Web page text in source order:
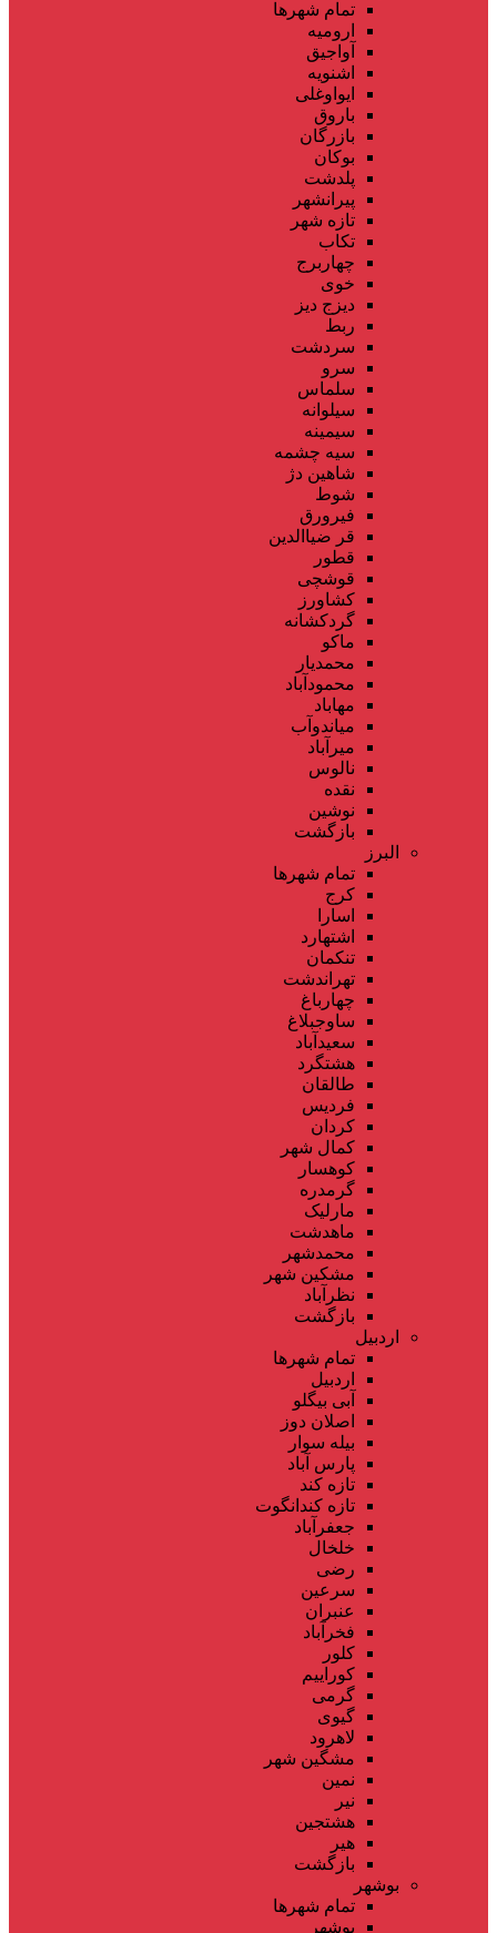
تمام شهر‌ها
ارومیه
آواجیق
اشنویه
ایواوغلی
باروق
بازرگان
بوکان
پلدشت
پیرانشهر
تازه شهر
تکاب
چهاربرج
خوی
دیزج دیز
ربط
سردشت
سرو
سلماس
سیلوانه
سیمینه
سیه چشمه
شاهین دژ
شوط
فیرورق
قر ضیاالدین
قطور
قوشچی
کشاورز
گردکشانه
ماکو
محمدیار
محمودآباد
مهاباد
میاندوآب
میرآباد
نالوس
نقده
نوشین
بازگشت
البرز
تمام شهر‌ها
کرج
اسارا
اشتهارد
تنکمان
تهراندشت
چهارباغ
ساوجبلاغ
سعیدآباد
هشتگرد
طالقان
فردیس
کردان
کمال شهر
کوهسار
گرمدره
مارلیک
ماهدشت
محمدشهر
مشکین شهر
نظرآباد
بازگشت
اردبیل
تمام شهر‌ها
اردبیل
آبی بیگلو
اصلان دوز
بیله سوار
پارس آباد
تازه کند
تازه کندانگوت
جعفرآباد
خلخال
رضی
سرعین
عنبران
فخرآباد
کلور
کوراییم
گرمی
گیوی
لاهرود
مشگین شهر
نمین
نیر
هشتجین
هیر
بازگشت
بوشهر
تمام شهر‌ها
بوشهر